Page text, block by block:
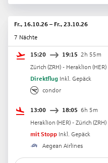
Fr., 16.10.26 – Fr., 23.10.26
7 Nächte
15:20 19:15 2h 55m
Zürich (ZRH) - Heraklion (HER)
Direktflug Inkl. Gepäck
condor
13:00 18:05 6h 5m
Heraklion (HER) - Zürich (ZRH)
mit Stopp Inkl. Gepäck
Aegean Airlines